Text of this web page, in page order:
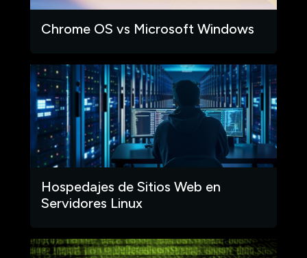
Chrome OS vs Microsoft Windows
Hospedajes de Sitios Web en
Servidores Linux